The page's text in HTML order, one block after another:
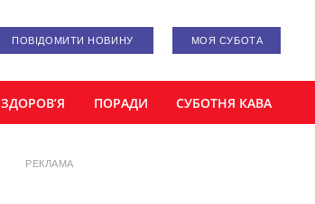
ПОВІДОМИТИ НОВИНУ МОЯ СУБОТА
ЗДОРОВ’Я ПОРАДИ СУБОТНЯ КАВА
РЕКЛАМА